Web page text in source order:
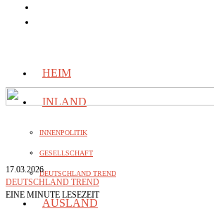
HEIM
INLAND
INNENPOLITIK
GESELLSCHAFT
DEUTSCHLAND TREND
AUSLAND
17.03.2026
DEUTSCHLAND TREND
EINE MINUTE LESEZEIT